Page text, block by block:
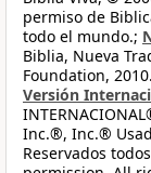
permiso de
todo el mundo.;
Biblia, Nueva
Foundation,
Versión
Inc.®, Inc.®
Reservados